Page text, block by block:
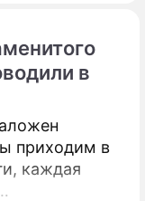
в
приходим в
каждая